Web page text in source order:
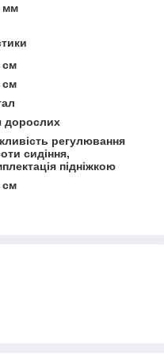
мм
см
см
дорослих
регулювання
сидіння,
підніжкою
см